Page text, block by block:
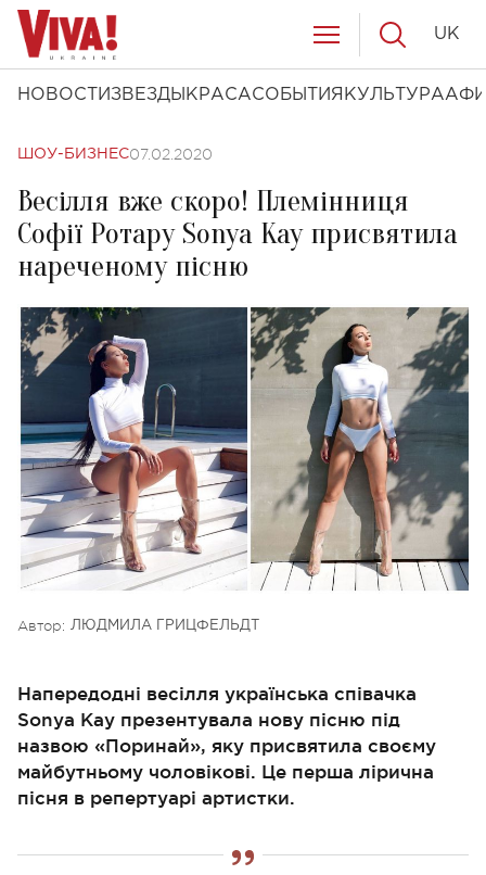
НОВОСТИ ЗВЕЗДЫ КРАСАСОБЫТИЯ КУЛЬТУРА
UK
ШОУ-БИЗНЕС07.02.2020
Весілля вже скоро! Племінниця
Софії Ротару Sonya Kay присвятила
нареченому пісню
Автор: ЛЮДМИЛА ГРИЦФЕЛЬДТ
Напередодні весілля українська співачка
Sonya Kay презентувала нову пісню під
назвою «Поринай», яку присвятила своєму
майбутньому чоловікові. Це перша лірична
пісня в репертуарі артистки.